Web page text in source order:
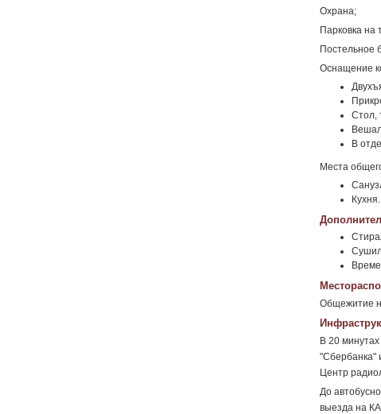
Охрана;
Парковка
Постельное
Оснащение
Стол,
В
Места
Кухня.
Общежитие
В 20
"Сбербанка"
Центр
До
выезда на